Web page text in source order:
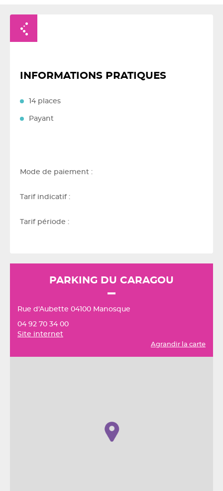
INFORMATIONS PRATIQUES
14 places
Payant
Mode de paiement :
Tarif indicatif :
Tarif période :
PARKING DU CARAGOU
Rue d'Aubette 04100 Manosque
04 92 70 34 00
Site internet
Agrandir la carte